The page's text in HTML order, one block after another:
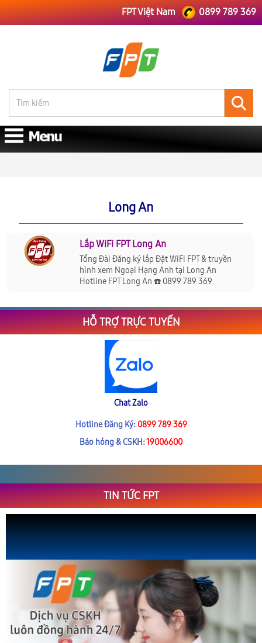
FPT Việt Nam 0899 789 369
Long An
Lắp WiFi FPT Long An
Tổng Đài Đăng ký lắp Đặt WiFi FPT & truyền
hình xem Ngoại Hạng Anh tại Long An
Hotline FPT Long An ☎️ 0899 789 369
HỖ TRỢ TRỰC TUYẾN
Chat Zalo
Hotline Đăng Ký: 0899 789 369
Báo hỏng & CSKH:19006600
TIN TỨC FPT